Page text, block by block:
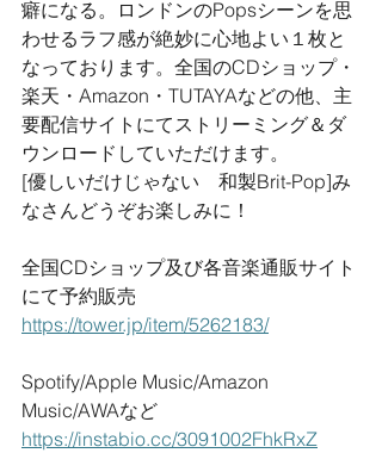
癖になる。ロンドンのPopsシーンを思
わせるラフ感が絶妙に心地よい１枚と
なっております。全国のCDショップ・
楽天・Amazon・TUTAYAなどの他、主
要配信サイトにてストリーミング＆ダ
ウンロードしていただけます。
[優しいだけじゃない　和製Brit-Pop]み
なさんどうぞお楽しみに！
​全国CDショップ及び各音楽通販サイト
にて予約販売
https://tower.jp/item/5262183/
Spotify/Apple Music/Amazon
Music/AWAなど
https://instabio.cc/3091002FhkRxZ